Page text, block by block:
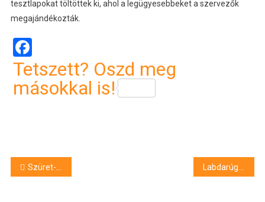
tesztlapokat töltöttek ki, ahol a legügyesebbeket a szervezők
megajándékozták.
Facebook
Tetszett? Oszd meg
másokkal is!
Bejegyzés
Szüret- és diónap szórakoztatta a vendégeket a Méliuszban